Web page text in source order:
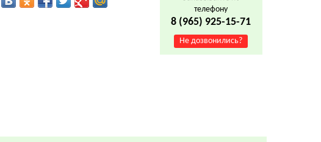
телефону
8 (965) 925-15-71
Не дозвонились?